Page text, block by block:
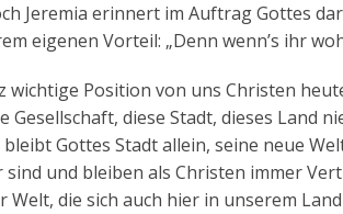
Jeremia erinnert im Auftrag Gottes
eigenen Vorteil: „Denn wenn’s ihr
wichtige Position von uns Christen
Gesellschaft, diese Stadt, dieses Land
Gottes Stadt allein, seine neue
und bleiben als Christen immer
Welt, die sich auch hier in unserem